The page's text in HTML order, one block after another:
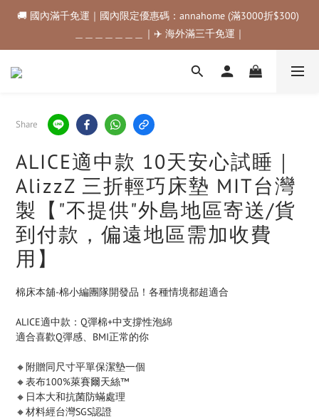
🚚 國內滿千免運｜國內限定優惠碼：annahome (滿3000折$300)
＿＿＿＿＿＿＿｜✈️ 海外滿三千免運｜
🚚 國內滿千免運｜國內限定優惠碼：annahome (滿3000折$300)
＿＿＿＿＿＿＿｜✈️ 海外滿三千免運｜
購物金折抵規範💰💰💰滿$500最高可折$50｜滿$1000最高可折
🚚 國內滿千免運｜國內限定優惠碼：annahome (滿3000折$300)
＿＿＿＿＿＿＿｜✈️ 海外滿三千免運｜
Share
ALICE適中款 10天安心試睡｜
AlizzZ 三折輕巧床墊 MIT台灣
製【"不提供"外島地區寄送/貨
到付款，偏遠地區需加收費
用】
棉床本舖-棉小編團隊開發品！各種情境都超適合
ALICE適中款：Q彈棉+中支撐性泡綿
適合喜歡Q彈感、BMI正常的你
🔸附贈同尺寸平單保潔墊一個
🔸表布100%萊賽爾天絲™
🔸日本大和抗菌防蟎處理
🔸材料經台灣SGS認證